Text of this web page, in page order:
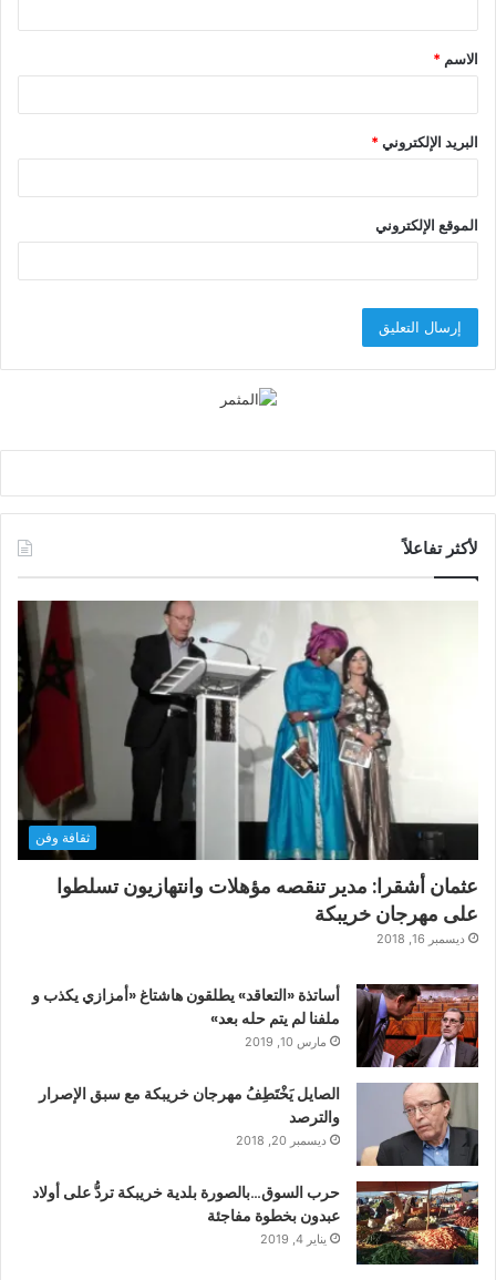
ق
*
الاسم *
البريد الإلكتروني*
الموقع الإلكتروني
لأكثر تفاعلاً
ثقافة وفن
عثمان أشقرا: مدير تنقصه مؤهلات وانتهازيون تسلطوا
على مهرجان خريبكة
ديسمبر 16, 2018
أساتذة «التعاقد» يطلقون هاشتاغ «أمزازي يكذب و
ملفنا لم يتم حله بعد»
مارس 10, 2019
الصايل يَخْتَطِفُ مهرجان خريبكة مع سبق الإصرار
والترصد
ديسمبر 20, 2018
حرب السوق…بالصورة بلدية خريبكة تردُّ على أولاد
عبدون بخطوة مفاجئة
يناير 4, 2019